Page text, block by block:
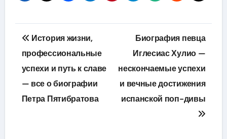
Навигация
по
записям
История жизни,
профессиональные
успехи и путь к славе
— все о биографии
Петра Пятибратова
Биография певца
Иглесиас Хулио —
нескончаемые успехи
и вечные достижения
испанской поп-дивы